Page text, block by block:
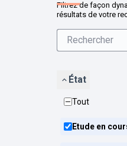
Filtrez de façon
résultats de votre
État
Tout
Etude en